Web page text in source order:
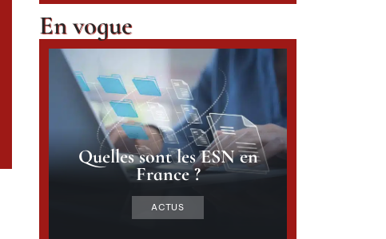
En vogue
Quelles sont les ESN en
France ?
ACTUS